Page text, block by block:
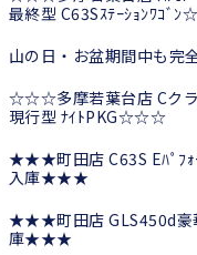
最終型 C63Sｽﾃｰｼｮﾝﾜｺﾞ
山の日・お盆期間中も完
☆☆☆多摩若葉台店 Cク
現行型 ﾅｲﾄPKG☆☆☆
★★★町田店 C63S Eﾊﾟﾌｫ
入庫★★★
★★★町田店 GLS450d豪
庫★★★